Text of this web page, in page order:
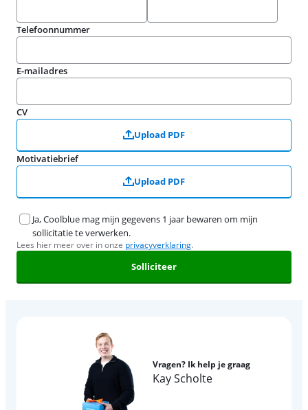
Telefoonnummer
E-mailadres
CV
Upload PDF
Motivatiebrief
Upload PDF
Ja, Coolblue mag mijn gegevens 1 jaar bewaren om mijn
sollicitatie te verwerken.
Lees hier meer over in onze privacyverklaring.
Solliciteer
Vragen? Ik help je graag
Kay Scholte